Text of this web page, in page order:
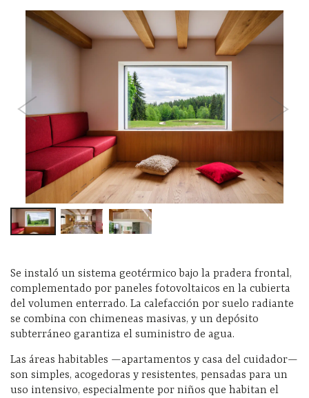
Se instaló un sistema geotérmico bajo la pradera frontal,
complementado por paneles fotovoltaicos en la cubierta
del volumen enterrado. La calefacción por suelo radiante
se combina con chimeneas masivas, y un depósito
subterráneo garantiza el suministro de agua.
Las áreas habitables —apartamentos y casa del cuidador—
son simples, acogedoras y resistentes, pensadas para un
uso intensivo, especialmente por niños que habitan el